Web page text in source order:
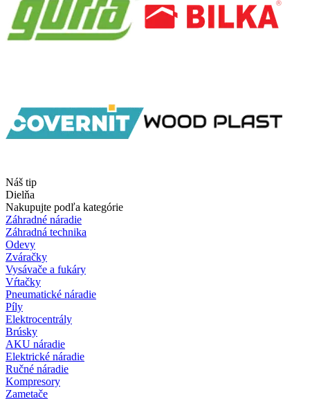
Náš tip
Dielňa
Nakupujte podľa kategórie
Záhradné náradie
Záhradná technika
Odevy
Zváračky
Vysávače a fukáry
Vŕtačky
Pneumatické náradie
Píly
Elektrocentrály
Brúsky
AKU náradie
Elektrické náradie
Ručné náradie
Kompresory
Zametače